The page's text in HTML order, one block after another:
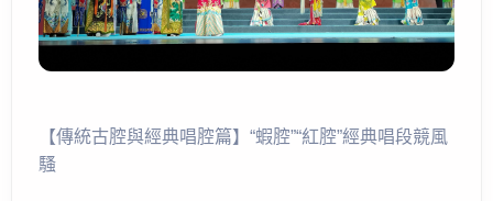
【傳統古腔與經典唱腔篇】“蝦腔”“紅腔”經典唱段競風
騷